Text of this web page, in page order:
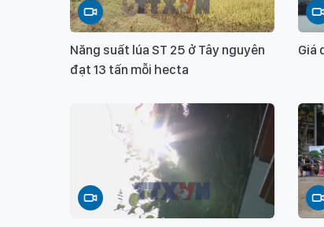
Năng suất lúa ST 25 ở Tây nguyên
đạt 13 tấn mỗi hecta
Giá